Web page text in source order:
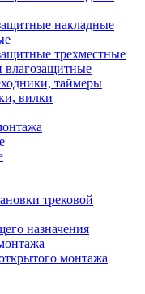
накладные
трехместные
таймеры
вилки
трековой
назначения
монтажа